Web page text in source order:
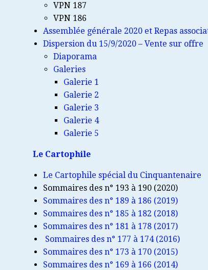
VPN 187
VPN 186
Assemblée générale 2020 et Repas
Dispersion du 15/9/2020 – Vente sur offre
Diaporama
Galeries
Galerie 1
Galerie 2
Galerie 3
Galerie 4
Galerie 5
Le Cartophile
Le Cartophile spécial du Cinquantenaire
Sommaires des n° 193 à 190 (2020)
Sommaires des n° 189 à 186 (2019)
Sommaires des n° 185 à 182 (2018)
Sommaires des n° 181 à 178 (2017)
Sommaires des n° 177 à 174 (2016)
Sommaires des n° 173 à 170 (2015)
Sommaires des n° 169 à 166 (2014)